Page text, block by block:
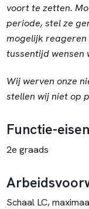
voort te zetten.
periode, stel ze
mogelijk reageren
tussentijd wensen
Wij werven onze
stellen wij niet op
Functie-eisen
2e graads
Schaal LC,